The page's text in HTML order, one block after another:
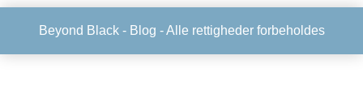
Beyond Black - Blog - Alle rettigheder forbeholdes